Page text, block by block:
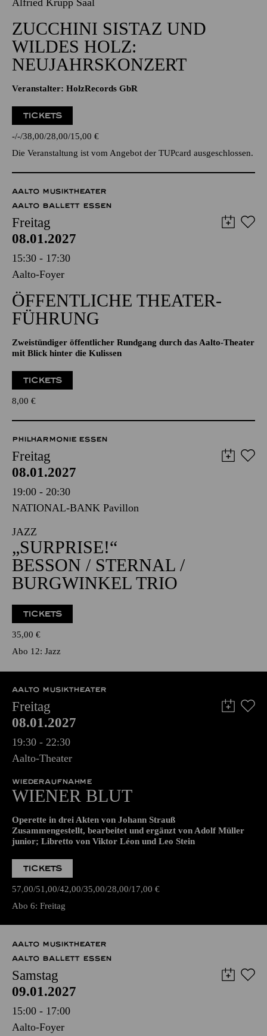
07.01.2027
20:00 - 22:30
Alfried Krupp Saal
ZUCCHINI SISTAZ UND
WILDES HOLZ:
Veranstalter: HolzRecords GbR
TICKETS
- - 38,00 28,00 15,00€
Die Veranstaltung ist vom Angebot der TUPcard ausgeschlossen.
AALTO MUSIKTHEATER
AALTO BALLETT ESSEN
Freitag
08.01.2027
15:30 - 17:30
Aalto-Foyer
ÖFFENTLICHE THEATER­
FÜHRUNG
Zweistündiger öffentlicher Rundgang durch das Aalto-Theater
mit Blick hinter die Kulissen
8,00 €
PHILHARMONIE ESSEN
Freitag
08.01.2027
19:00 - 20:30
NATIONAL-BANK Pavillon
JAZZ
„SURPRISE!“
BESSON / STERNAL /
BURGWINKEL TRIO
TICKETS
35,00€
Abo 12: Jazz
AALTO MUSIKTHEATER
Freitag
08.01.2027
19:30 - 22:30
Aalto-Theater
WIEDERAUFNAHME
WIENER BLUT
Zusammengestellt, bearbeitet und ergänzt von Adolf Müller
junior; Libretto von Viktor Léon und Leo Stein
TICKETS
57,00 51,00 42,00 35,00 28,00 17,00€
Abo 6: Freitag
AALTO MUSIKTHEATER
AALTO BALLETT ESSEN
Samstag
09.01.2027